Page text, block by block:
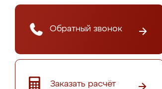
Обратный звонок
Заказать расчёт